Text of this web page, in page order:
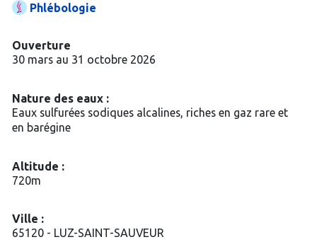
Phlébologie
Ouverture
30 mars au 31 octobre 2026
Nature des eaux :
Eaux sulfurées sodiques alcalines, riches en gaz rare et
en barégine
Altitude :
720m
Ville :
65120 - LUZ-SAINT-SAUVEUR